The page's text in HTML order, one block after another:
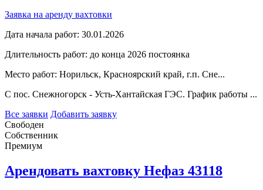
Заявка на аренду вахтовки
Дата начала работ: 30.01.2026
Длительность работ: до конца 2026 постоянка
Место работ: Норильск, Красноярский край, г.п. Сне...
С пос. Снежногорск - Усть-Хантайская ГЭС. График работы ...
Все заявки Добавить заявку
Свободен
Собственник
Премиум
Арендовать вахтовку Нефаз 43118